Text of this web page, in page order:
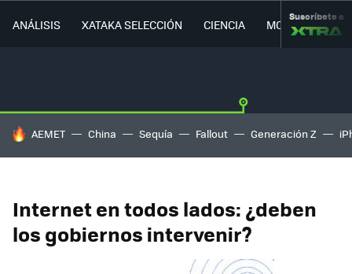
ANÁLISIS XATAKA SELECCIÓN CIENCIA MOVILIDAD
Suscríbete a
HOY SE HABLA DE
AEMET China Sequía Fallout Generación Z
Internet en todos lados: ¿deben
los gobiernos intervenir?